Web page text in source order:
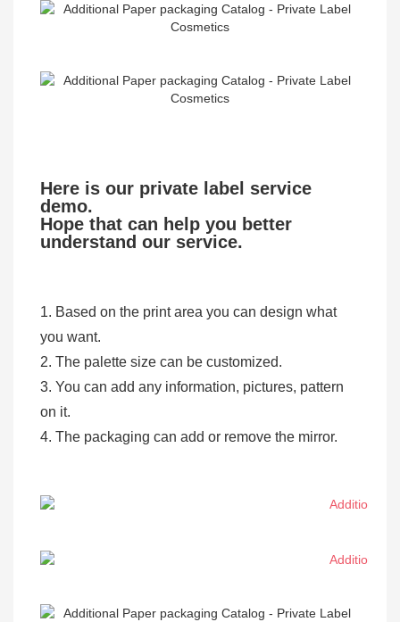
Here is our private label service
demo.
Hope that can help you better
understand our service.
1. Based on the print area you can design what
you want.
2. The palette size can be customized.
3. You can add any information, pictures, pattern
on it.
4. The packaging can add or remove the mirror.